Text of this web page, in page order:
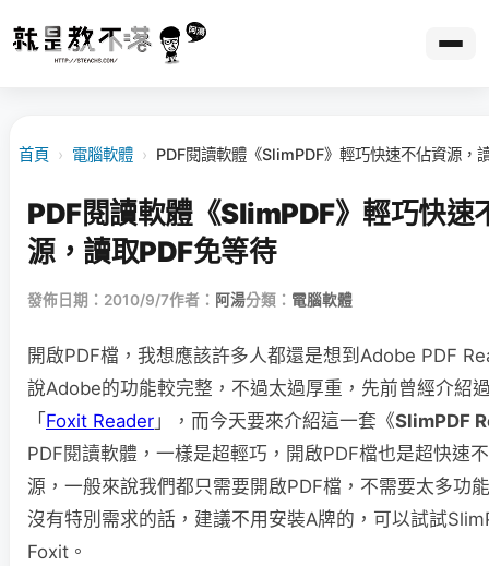
首頁 › 電腦軟體 › PDF閱讀軟體《SlimPDF》輕巧快速不佔資源，
PDF閱讀軟體《SlimPDF》輕巧快速
源，讀取PDF免等待
發佈日期：2010/9/7作者： 阿湯分類： 電腦軟體
開啟PDF檔，我想應該許多人都還是想到Adobe PDF
說Adobe的功能較完整，不過太過厚重，先前曾經介紹
「 Foxit Reader 」，而今天要來介紹這一套《SlimPDF
PDF閱讀軟體，一樣是超輕巧，開啟PDF檔也是超快速
源，一般來說我們都只需要開啟PDF檔，不需要太多功
沒有特別需求的話，建議不用安裝A牌的，可以試試
Foxit。